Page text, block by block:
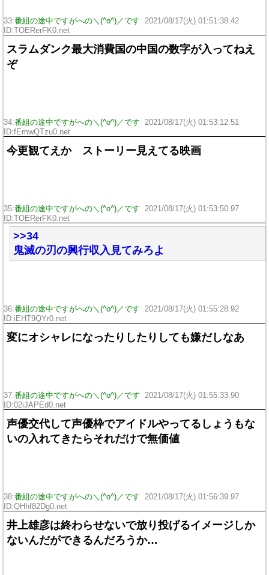
33:番組の途中ですがへの＼(^o^)／です
2021/08/17(火) 01:51:38.42
ID:TOERerFK0.net
スラムダンク最大消費国の中国の数字が入ってねえ
ぞ
34:番組の途中ですがへの＼(^o^)／です
2021/08/17(火) 01:53:12.51
ID:fEmwQTzu0.net
今更観てえか ストーリー見えてる映画
35:番組の途中ですがへの＼(^o^)／です
2021/08/17(火) 01:53:50.97
ID:TOERerFK0.net
>>34
鬼滅の刃の興行収入見てみろよ
36:番組の途中ですがへの＼(^o^)／です
2021/08/17(火) 01:55:28.92
ID:iEHT9QYr0.net
変にオシャレになったりしたりしても嫌だしなあ
37:番組の途中ですがへの＼(^o^)／です
2021/08/17(火) 01:55:33.90
ID:02iJAPEd0.net
声優交代して声優枠でアイドルやってるしょうもな
いの入れてきたらそれだけで無価値
38:番組の途中ですがへの＼(^o^)／です
2021/08/17(火) 01:56:39.97
ID:QHhf82Dg0.net
井上雄彦は終わらせないで放り投げるイメージしか
ないんだができるんだろうか…